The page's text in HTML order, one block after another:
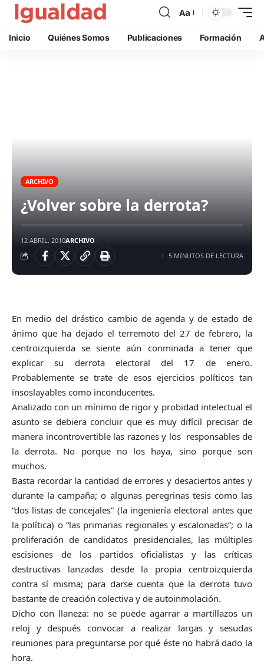
Aa
Inicio Quiénes Somos Publicaciones Formación
ARCHIVO
¿Volver sobre la derrota?
12 ABRIL, 2010ARCHIVO
5 MINUTOS DE LECTURA
En medio del drástico cambio de agenda y de estado de
ánimo que ha dejado el terremoto del 27 de febrero, la
centroizquierda se siente aún conminada a tener que
explicar su derrota electoral del 17 de enero.
Probablemente se trate de esos ejercicios políticos tan
insoslayables como inconducentes.
Analizado con un mínimo de rigor y probidad intelectual el
asunto se debiera concluir que es muy difícil precisar de
manera incontrovertible las razones y los responsables de
la derrota. No porque no los haya, sino porque son
muchos.
Basta recordar la cantidad de errores y desaciertos antes y
durante la campaña; o algunas peregrinas tesis como las
“dos listas de concejales” (la ingeniería electoral antes que
la política) o “las primarias regionales y escalonadas”; o la
proliferación de candidatos presidenciales, las múltiples
escisiones de los partidos oficialistas y las críticas
destructivas lanzadas desde la propia centroizquierda
contra sí misma; para darse cuenta que la derrota tuvo
bastante de creación colectiva y de autoinmolación.
Dicho con llaneza: no se puede agarrar a martillazos un
reloj y después convocar a realizar largas y sesudas
reuniones para preguntarse por qué éste no habrá dado la
hora.